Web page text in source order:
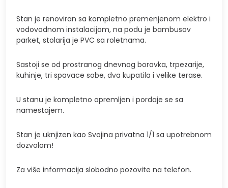
Stan je renoviran sa kompletno premenjenom elektro i
vodovodnom instalacijom, na podu je bambusov
parket, stolarija je PVC sa roletnama.
Sastoji se od prostranog dnevnog boravka, trpezarije,
kuhinje, tri spavace sobe, dva kupatila i velike terase.
U stanu je kompletno opremljen i pordaje se sa
namestajem.
Stan je uknjizen kao Svojina privatna 1/1 sa upotrebnom
dozvolom!
Za više informacija slobodno pozovite na telefon.